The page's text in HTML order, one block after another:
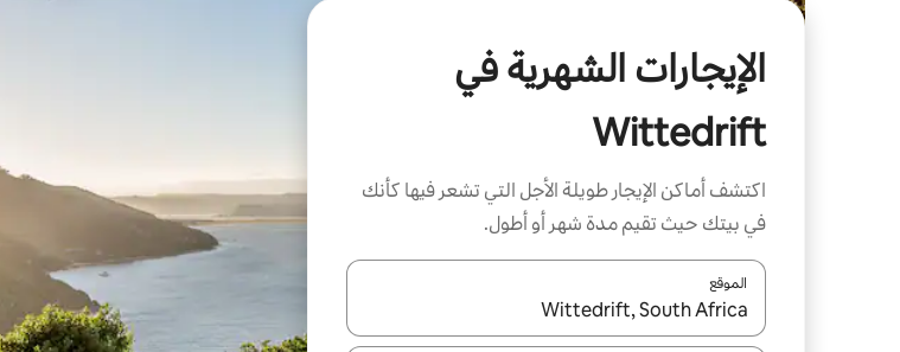
الإيجارات الشهرية في
Wittedrift
اكتشف أماكن الإيجار طويلة الأجل التي تشعر فيها كأنك
في بيتك حيث تقيم مدة شهر أو أطول.
الموقع
عند توفر النتائج، انتقل باستخدام السهمين لأعلى ولأسفل أو استكشف عن طريق اللمس أو السحب.